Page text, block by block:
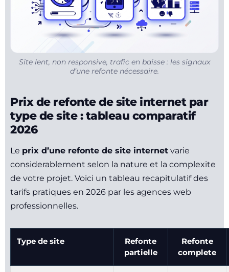
Site lent, non responsive, trafic en baisse : les signaux
d’une refonte nécessaire.
Prix de refonte de site internet par
type de site : tableau comparatif
2026
Le prix d’une refonte de site internet varie
considerablement selon la nature et la complexite
de votre projet. Voici un tableau recapitulatif des
tarifs pratiques en 2026 par les agences web
professionnelles.
Type de site
Refonte
partielle
Refonte
complete